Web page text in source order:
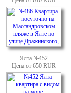
Ялта №452
Цена от 650 RUR